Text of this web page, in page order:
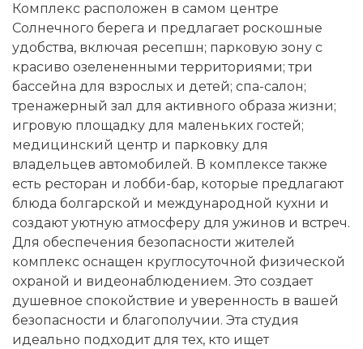
Комплекс расположен в самом центре
Солнечного берега и предлагает роскошные
удобства, включая ресепшн; парковую зону с
красиво озелененными территориями; три
бассейна для взрослых и детей; спа-салон;
тренажерный зал для активного образа жизни;
игровую площадку для маленьких гостей;
медицинский центр и парковку для
владельцев автомобилей. В комплексе также
есть ресторан и лобби-бар, которые предлагают
блюда болгарской и международной кухни и
создают уютную атмосферу для ужинов и встреч.
Для обеспечения безопасности жителей
комплекс оснащен круглосуточной физической
охраной и видеонаблюдением. Это создает
душевное спокойствие и уверенность в вашей
безопасности и благополучии. Эта студия
идеально подходит для тех, кто ищет